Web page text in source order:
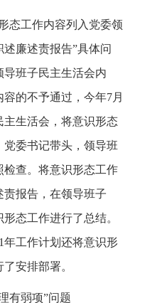
态工作内容列入党委领
廉述责报告”具体问
班子民主生活会内
的不予通过，今年7月
生活会，将意识形态
委书记带头，领导班
查。将意识形态工作
报告，在领导班子
态工作进行了总结。
年工作计划还将意识形
安排部署。
有弱项”问题